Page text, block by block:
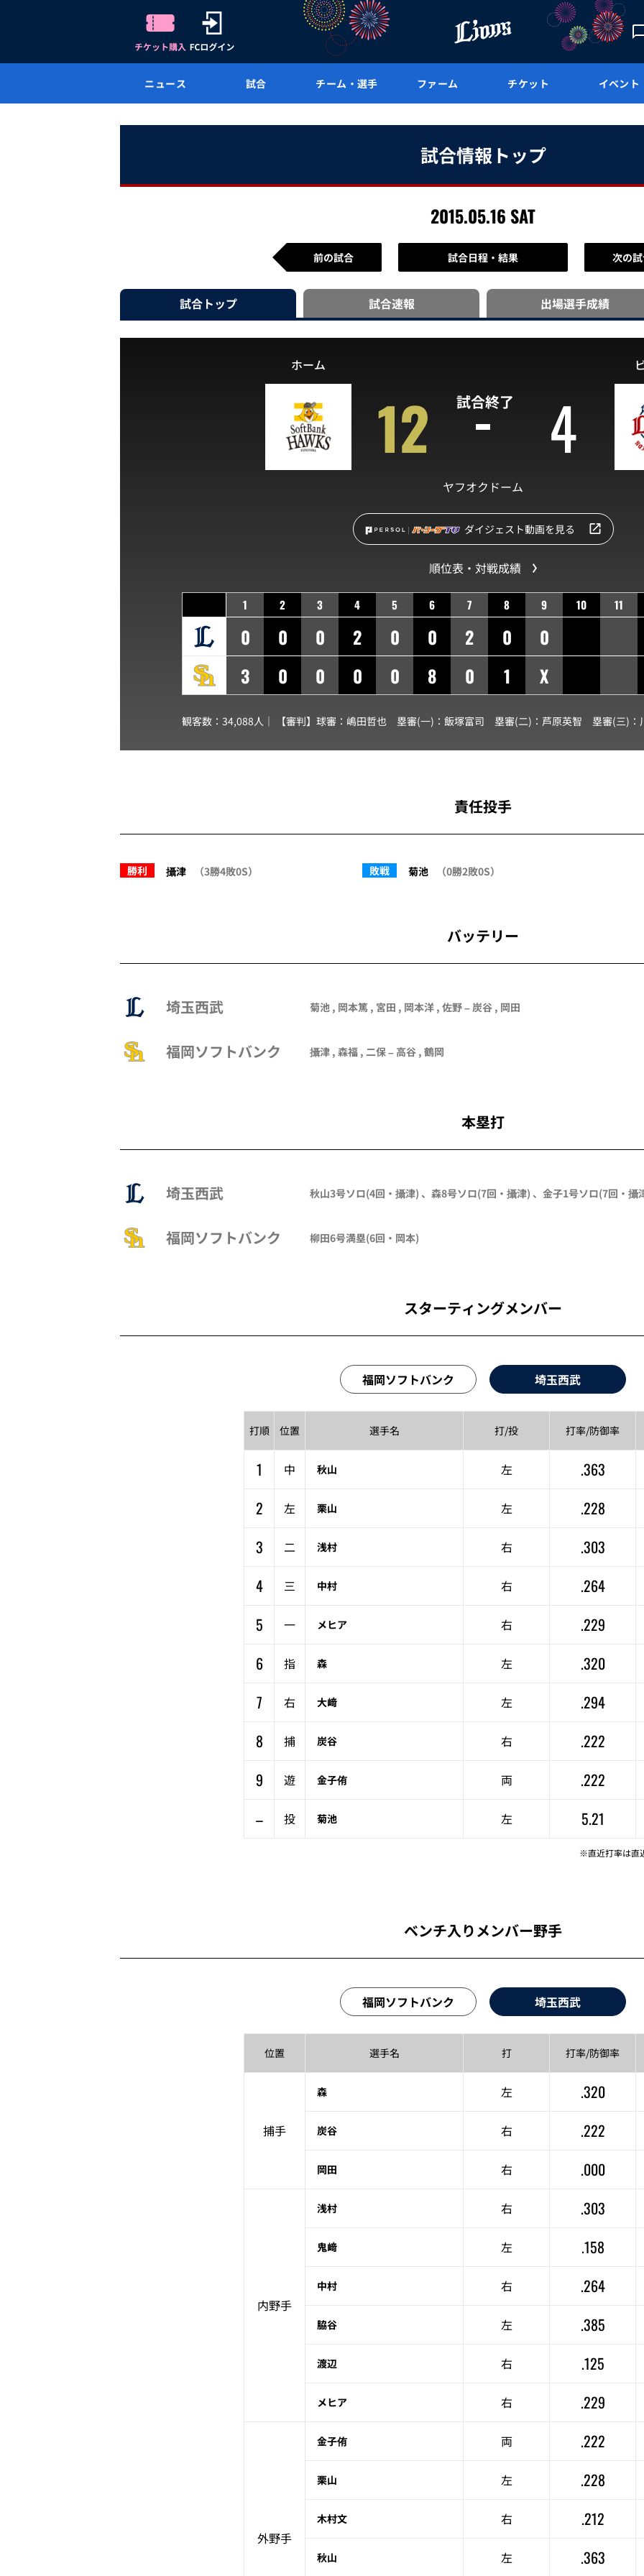
ニュース 試合 チーム・選手 ファーム チケット イベント
試合情報トップ
2015.05.16 SAT
前の試合 試合日程・結果 次の
試合トップ 試合速報 出場選手成績
試合終了
ホーム
12 4
ヤフオクドーム
ダイジェスト動画を見る
順位表・対戦成績
1 2 3 4 5 6 7 8 9 10 11
0 0 0 2 0 0 2 0
0
3
0 0 0 0 8 0 1 X
観客数：34,088人｜ 【審判】球審： 嶋田哲也 塁審(一)： 飯塚富司 塁審(二)： 芦原英智 塁審(三)：
責任投手
勝利 攝津 （3勝4敗0S） 敗戦 菊池 （0勝2敗0S）
バッテリー
埼玉西武 菊池 , 岡本篤 , 宮田 , 岡本洋 , 佐野 – 炭谷 , 岡田
福岡ソフトバンク 攝津 , 森福 , 二保 – 高谷 , 鶴岡
本塁打
埼玉西武 秋山3号ソロ(4回・ 攝津) 、 森8号ソロ(7回・ 攝津) 、 金子1号ソロ(7回・ 攝
福岡ソフトバンク 柳田6号満塁(6回・ 岡本)
スターティングメンバー
福岡ソフトバンク 埼玉西武
打順 位置 選手名 打/投 打率/防御率
1 中 秋山 左
.363
2
左 栗山 左
.228
3
二 浅村 右
.303
4
三 中村 右
.264
5
一 メヒア 右
.229
6
指 森 左
.320
7
右 大﨑 左
.294
8
捕 炭谷 右
.222
9
遊 金子侑 両
.222
–
投 菊池 左 5.21
※直近打率は直
ベンチ入りメンバー野手
福岡ソフトバンク 埼玉西武
位置 選手名 打 打率/防御率
捕手
森 左 .320
炭谷 右 .222
岡田 右 .000
内野手
浅村 右 .303
鬼﨑 左 .158
中村 右 .264
脇谷 左 .385
渡辺 右 .125
メヒア 右 .229
外野手
金子侑 両 .222
栗山 左 .228
木村文 右 .212
秋山 左 .363